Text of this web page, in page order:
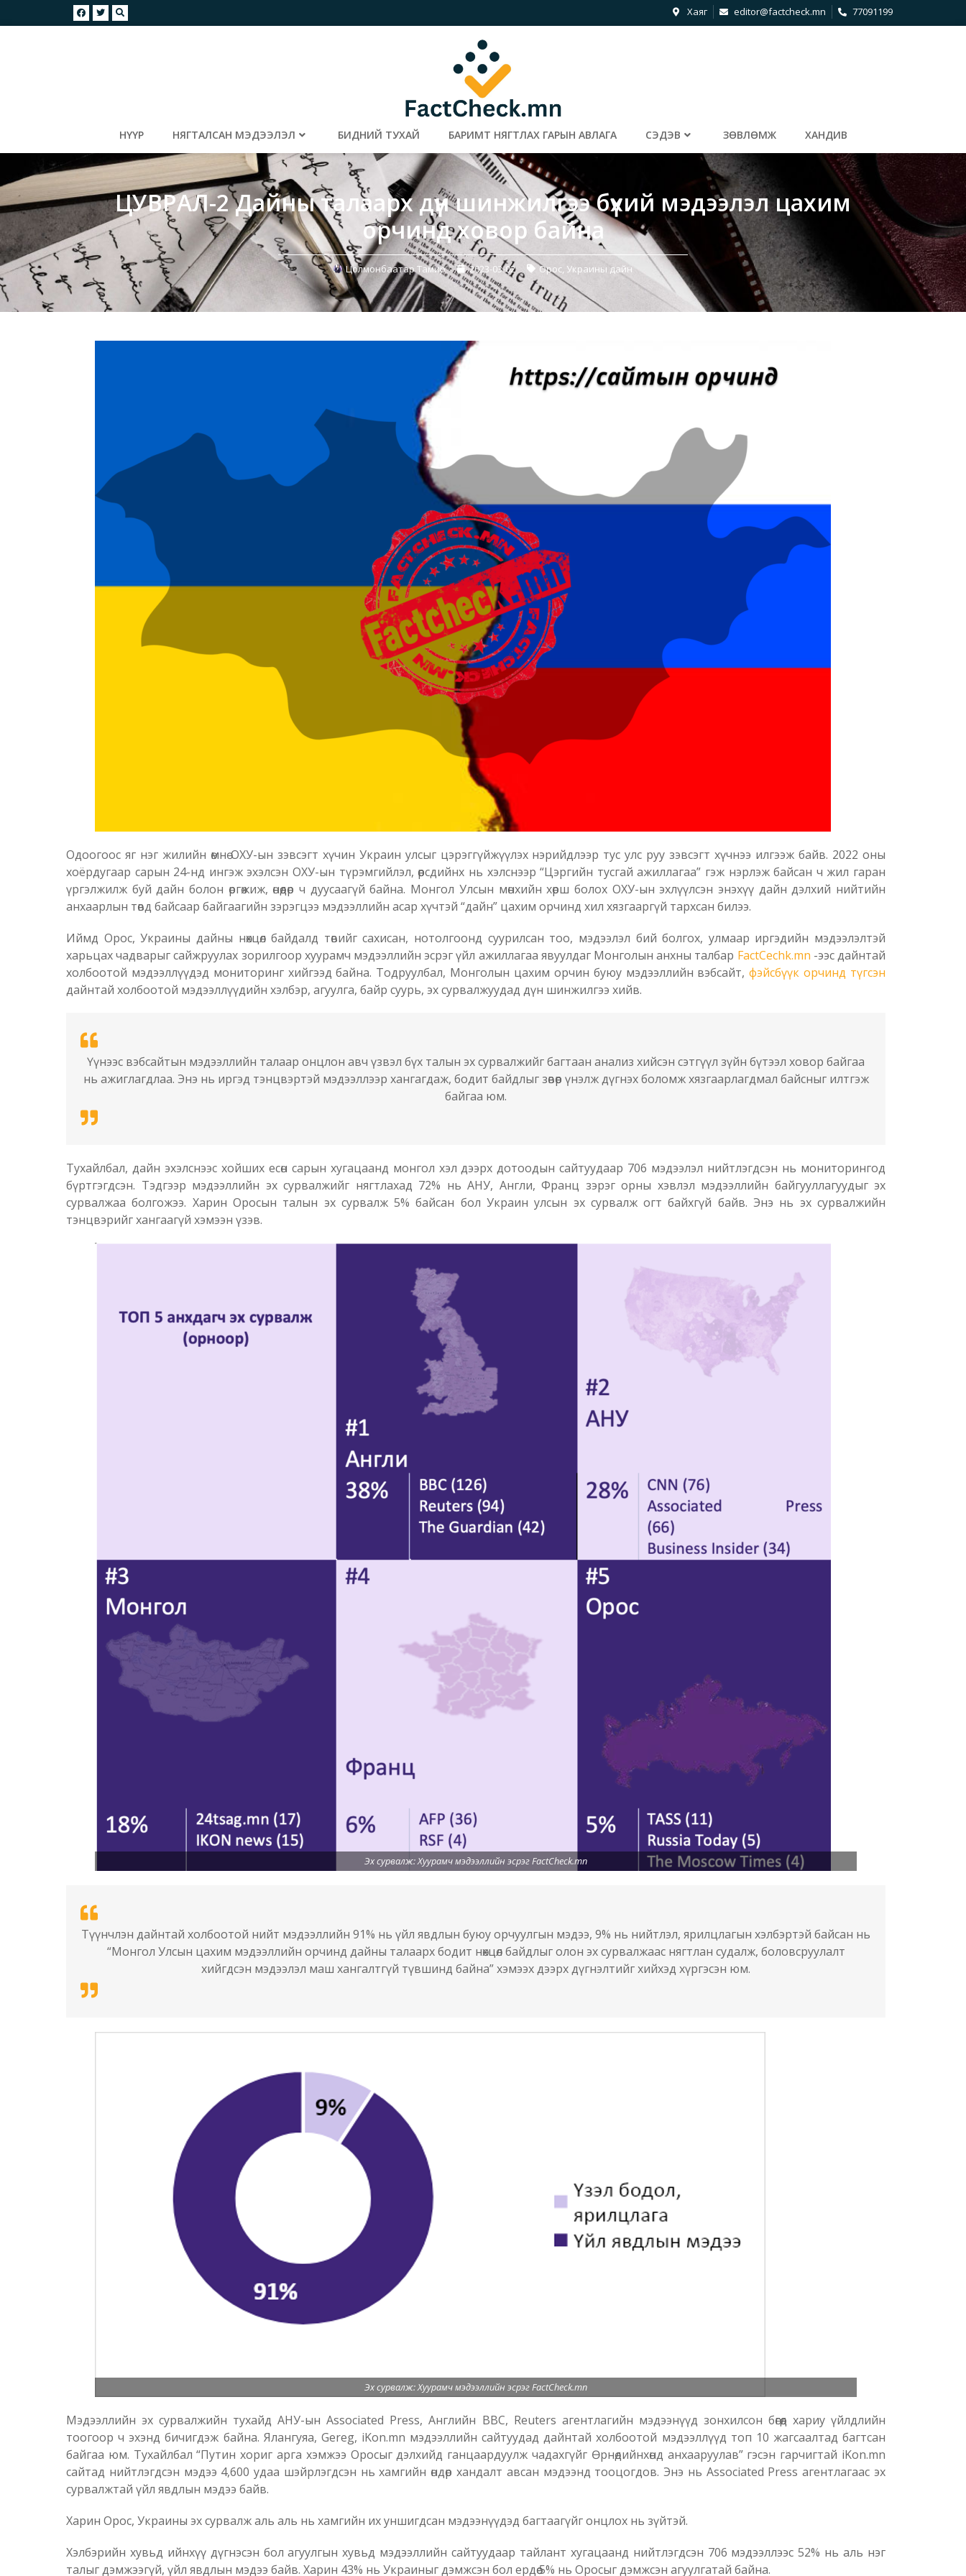
Хаяг editor@factcheck.mn 77091199
НҮҮР НЯГТАЛСАН МЭДЭЭЛЭЛ БИДНИЙ ТУХАЙ БАРИМТ НЯГТЛАХ ГАРЫН АВЛАГА СЭДЭВ ЗӨВЛӨМЖ ХАНДИВ
ЦУВРАЛ-2 Дайны талаарх дүн шинжилгээ бүхий мэдээлэл цахим
орчинд ховор байна
Цолмонбаатар Тамир 2023-03-02 Орос, Украины дайн
Одоогоос яг нэг жилийн өмнө ОХУ-ын зэвсэгт хүчин Украин улсыг цэрэггүйжүүлэх нэрийдлээр тус улс руу зэвсэгт хүчнээ илгээж байв. 2022 оны
хоёрдугаар сарын 24-нд ингэж эхэлсэн ОХУ-ын түрэмгийлэл, өөрсдийнх нь хэлснээр “Цэргийн тусгай ажиллагаа” гэж нэрлэж байсан ч жил гаран
үргэлжилж буй дайн болон өргөжиж, өнөөдөр ч дуусаагүй байна. Монгол Улсын мөнхийн хөрш болох ОХУ-ын эхлүүлсэн энэхүү дайн дэлхий нийтийн
анхаарлын төвд байсаар байгаагийн зэрэгцээ мэдээллийн асар хүчтэй “дайн” цахим орчинд хил хязгааргүй тархсан билээ.
Иймд Орос, Украины дайны нөхцөл байдалд төвийг сахисан, нотолгоонд суурилсан тоо, мэдээлэл бий болгох, улмаар иргэдийн мэдээлэлтэй
харьцах чадварыг сайжруулах зорилгоор хуурамч мэдээллийн эсрэг үйл ажиллагаа явуулдаг Монголын анхны талбар FactCechk.mn -ээс дайнтай
холбоотой мэдээллүүдэд мониторинг хийгээд байна. Тодруулбал, Монголын цахим орчин буюу мэдээллийн вэбсайт,фэйсбүүк орчинд түгсэн
дайнтай холбоотой мэдээллүүдийн хэлбэр, агуулга, байр суурь, эх сурвалжуудад дүн шинжилгээ хийв.
Үүнээс вэбсайтын мэдээллийн талаар онцлон авч үзвэл бүх талын эх сурвалжийг багтаан анализ хийсэн сэтгүүл зүйн бүтээл ховор байгаа
нь ажиглагдлаа. Энэ нь иргэд тэнцвэртэй мэдээллээр хангагдаж, бодит байдлыг зөвөөр үнэлж дүгнэх боломж хязгаарлагдмал байсныг илтгэж
байгаа юм.
Тухайлбал, дайн эхэлснээс хойших есөн сарын хугацаанд монгол хэл дээрх дотоодын сайтуудаар 706 мэдээлэл нийтлэгдсэн нь мониторингод
бүртгэгдсэн. Тэдгээр мэдээллийн эх сурвалжийг нягтлахад 72% нь АНУ, Англи, Франц зэрэг орны хэвлэл мэдээллийн байгууллагуудыг эх
сурвалжаа болгожээ. Харин Оросын талын эх сурвалж 5% байсан бол Украин улсын эх сурвалж огт байхгүй байв. Энэ нь эх сурвалжийн
тэнцвэрийг хангаагүй хэмээн үзэв.
Эх сурвалж: Хуурамч мэдээллийн эсрэг FactCheck.mn
Түүнчлэн дайнтай холбоотой нийт мэдээллийн 91% нь үйл явдлын буюу орчуулгын мэдээ, 9% нь нийтлэл, ярилцлагын хэлбэртэй байсан нь
“Монгол Улсын цахим мэдээллийн орчинд дайны талаарх бодит нөхцөл байдлыг олон эх сурвалжаас нягтлан судалж, боловсруулалт
хийгдсэн мэдээлэл маш хангалтгүй түвшинд байна” хэмээх дээрх дүгнэлтийг хийхэд хүргэсэн юм.
Эх сурвалж: Хуурамч мэдээллийн эсрэг FactCheck.mn
Мэдээллийн эх сурвалжийн тухайд АНУ-ын Аssociated Press, Английн BBC, Reuters агентлагийн мэдээнүүд зонхилсон бөгөөд хариу үйлдлийн
тоогоор ч эхэнд бичигдэж байна. Ялангуяа, Gereg, iKon.mn мэдээллийн сайтуудад дайнтай холбоотой мэдээллүүд топ 10 жагсаалтад багтсан
байгаа юм. Тухайлбал “Путин хориг арга хэмжээ Оросыг дэлхийд ганцаардуулж чадахгүйг Өрнөдийнхөнд анхааруулав” гэсэн гарчигтай iKon.mn
сайтад нийтлэгдсэн мэдээ 4,600 удаа шэйрлэгдсэн нь хамгийн өндөр хандалт авсан мэдээнд тооцогдов. Энэ нь Associated Press агентлагаас эх
сурвалжтай үйл явдлын мэдээ байв.
Харин Орос, Украины эх сурвалж аль аль нь хамгийн их уншигдсан мэдээнүүдэд багтаагүйг онцлох нь зүйтэй.
Хэлбэрийн хувьд ийнхүү дүгнэсэн бол агуулгын хувьд мэдээллийн сайтуудаар тайлант хугацаанд нийтлэгдсэн 706 мэдээллээс 52% нь аль нэг
талыг дэмжээгүй, үйл явдлын мэдээ байв. Харин 43% нь Украиныг дэмжсэн бол ердөө 5% нь Оросыг дэмжсэн агуулгатай байна.